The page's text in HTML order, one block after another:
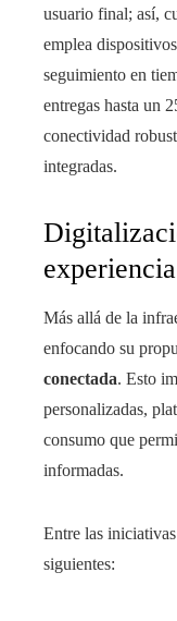
usuario final; así,
emplea
seguimiento en
entregas hasta un
conectividad
integradas.
Más allá de la
enfocando su
conectada. Esto
personalizadas,
consumo que
informadas.
Entre las
siguientes: